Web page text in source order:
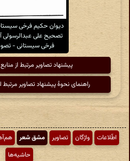
دیوان حکیم فرخی
فرخی سیستانی - تصویر
پیشنهاد تصاویر مرتبط از منابع
راهنمای نحوهٔ پیشنهاد تصاویر مرتبط
اطّلاعات واژگان تصاویر مشق شعر
حاشیه‌ها